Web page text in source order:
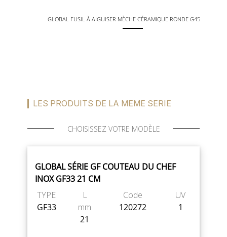
GLOBAL FUSIL À AIGUISER MÈCHE CÉRAMIQUE RONDE G45 24 CM
LES PRODUITS DE LA MEME SERIE
CHOISISSEZ VOTRE MODÈLE
GLOBAL SÉRIE GF COUTEAU DU CHEF
INOX GF33 21 CM
TYPE
GF33
L
mm
21
Code
120272
UV
1